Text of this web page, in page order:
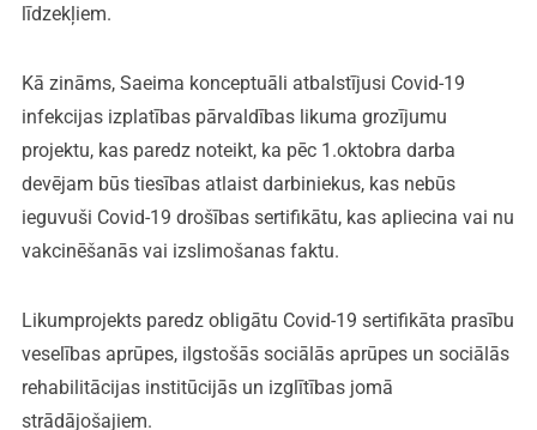
līdzekļiem.
Kā zināms, Saeima konceptuāli atbalstījusi Covid-19
infekcijas izplatības pārvaldības likuma grozījumu
projektu, kas paredz noteikt, ka pēc 1.oktobra darba
devējam būs tiesības atlaist darbiniekus, kas nebūs
ieguvuši Covid-19 drošības sertifikātu, kas apliecina vai nu
vakcinēšanās vai izslimošanas faktu.
Likumprojekts paredz obligātu Covid-19 sertifikāta prasību
veselības aprūpes, ilgstošās sociālās aprūpes un sociālās
rehabilitācijas institūcijās un izglītības jomā
strādājošajiem.